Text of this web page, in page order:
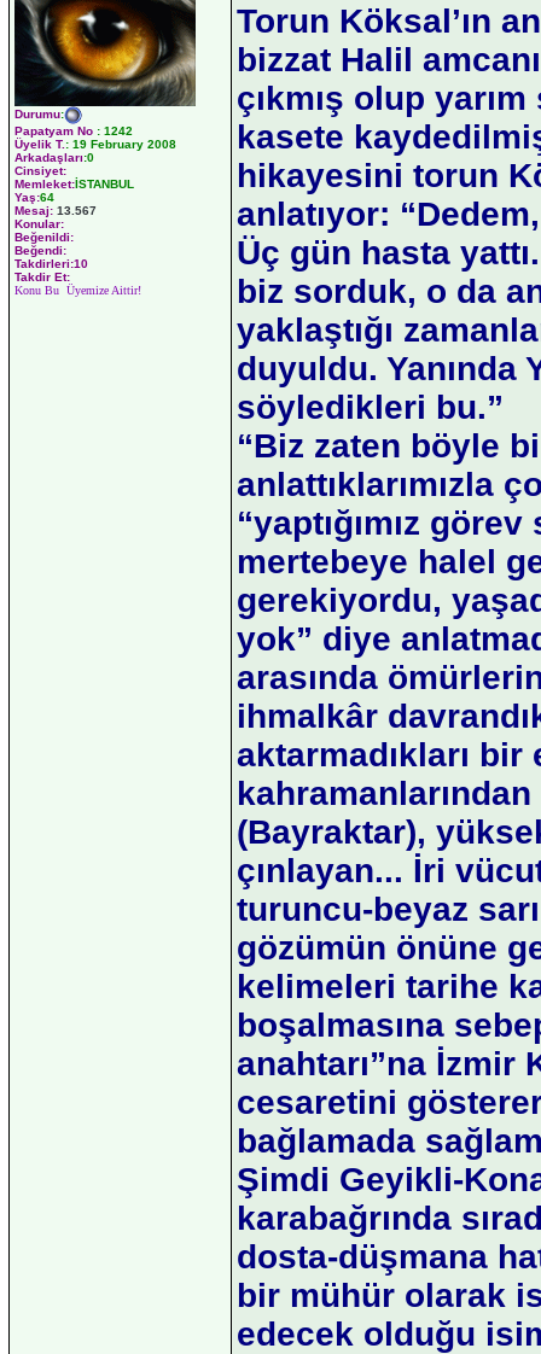
Durumu:
Papatyam No : 1242
Üyelik T.: 19 February 2008
Arkadaşları:0
Cinsiyet:
Memleket:İSTANBUL
Yaş:64
Mesaj: 13.567
Konular:
Beğenildi:
Beğendi:
Takdirleri:10
Takdir Et:
Konu Bu Üyemize Aittir!
Torun Köksal’ın
bizzat Halil
çıkmış olup
kasete
hikayesini torun
anlatıyor:
Üç gün hasta
biz sorduk, o da
yaklaştığı
duyuldu. Yanında
söyledikleri bu.”
“Biz zaten böyle
anlattıklarımızla
“yaptığımız
mertebeye halel
gerekiyordu,
yok” diye
arasında
ihmalkâr
aktarmadıkları
(Bayraktar),
çınlayan... İri
turuncu-beyaz
gözümün önüne
kelimeleri tarihe
boşalmasına
anahtarı”na İzmir
cesaretini
bağlamada
Şimdi Geyikli-
karabağrında
dosta-düşmana
bir mühür olarak
edecek olduğu